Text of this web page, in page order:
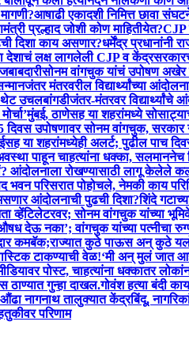
आषाढी एकादशी निमित्त छावा
प्रल्हाद जोशी कोण माहितीयेत?CJP
दिशा काय असणार?धर्मेंद्र प्रधानांनी
देशाचं लक्ष लागलेली CJP व
सोनम वांगचुक यांचं उपोषण अखेर
जंतर मंतरवरील विद्यार्थ्यांच्या
थेट उचलबांगडीजंतर-मंतरवर विद्यार्थ्यांचे
मुंबई, ठाणेसह या शहरांमध्ये
दिवस उपोषणावर सोनम वांगचुक, सरकार
या शहरांमध्येही अलर्ट; पुढील पाच
पाहून चाहत्यांना धक्का, सलमाननेच
आंदोलनाला रोखण्यासाठी लागू केलेले
परिसरात पोहोचले, नेमकी काय
आंदोलनाची पुढची दिशा?शिंदे
व्हेंटिलेटरवर; सोनम वांगचुक यांच्या
औषध देऊ नका’; वांगचुक यांच्या पत्नीचा
कमबॅक;राज्यात कुठे पाऊस अन् कुठे
टाकण्याची वेळ!‘मी अन् मुलं जात
पोस्ट, चाहत्यांना धक्कातर
ठाण्यात गुन्हा दाखल.गोवंश हत्या बंदी
नागनाथ तालुक्यात केंद्रबिंदू,
परिणाम